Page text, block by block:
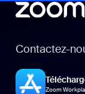
Contactez-
Zoom